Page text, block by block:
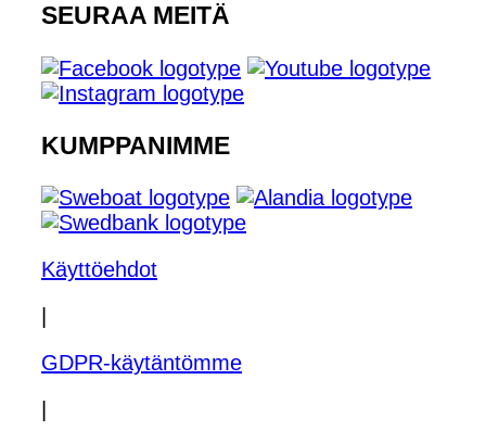
SEURAA MEITÄ
KUMPPANIMME
Käyttöehdot
GDPR-käytäntömme